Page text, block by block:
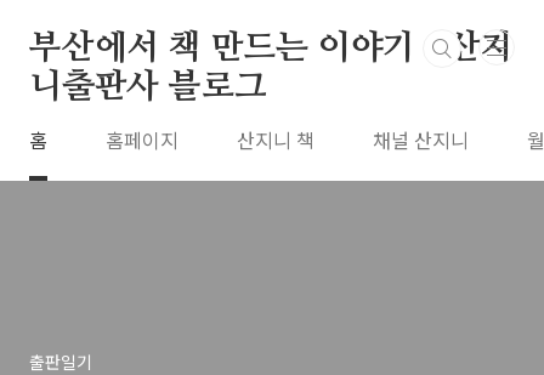
부산에서 책 만드는 이야기 : 산지
니출판사 블로그
홈 홈페이지 산지니 책 채널 산지니
출판일기